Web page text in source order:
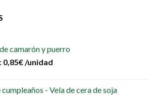
camarón y puerro
0,85€ /unidad
cumpleaños - Vela de cera de soja